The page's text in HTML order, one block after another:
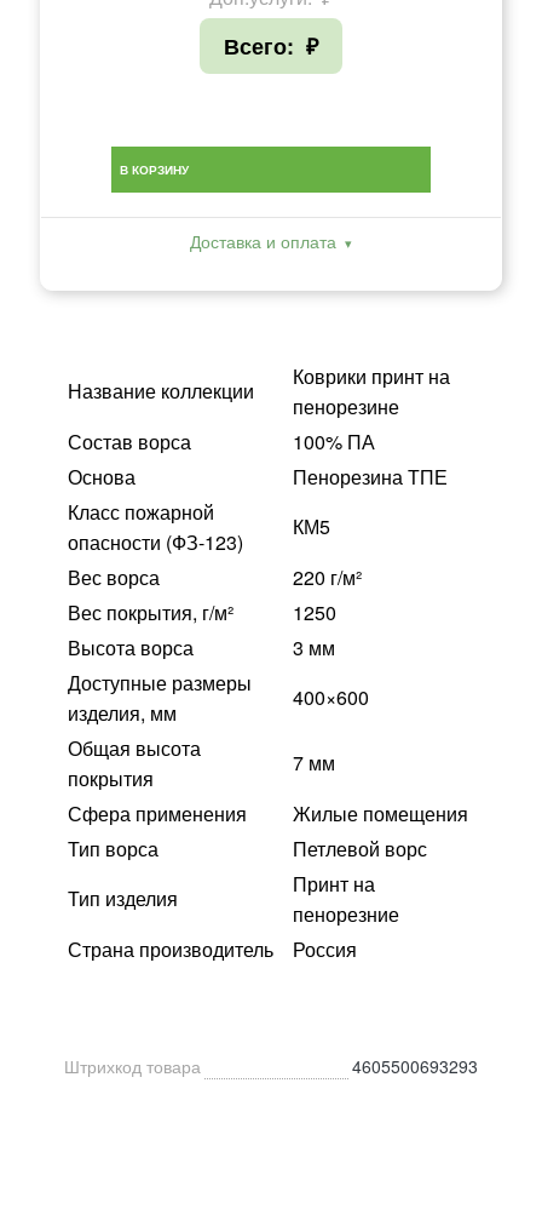
Всего: ₽
В КОРЗИНУ
Доставка и оплата
Название коллекции
Коврики принт на
пенорезине
Состав ворса
100% ПА
Основа
Пенорезина ТПЕ
Класс пожарной
опасности (ФЗ-123)
КМ5
Вес ворса
220 г/м²
Вес покрытия, г/м²
1250
Высота ворса
3 мм
Доступные размеры
изделия, мм
400×600
Общая высота
покрытия
7 мм
Сфера применения
Жилые помещения
Тип ворса
Петлевой ворс
Тип изделия
Принт на
пенорезние
Страна производитель
Россия
Штрихкод товара 4605500693293